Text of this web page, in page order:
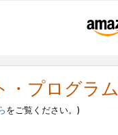
・プログラ
をご覧ください。)